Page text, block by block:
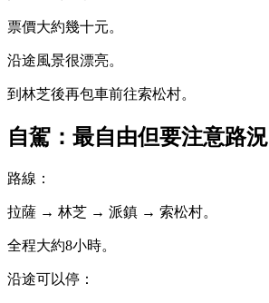
票價大約幾十元。
沿途風景很漂亮。
到林芝後再包車前往索松村。
自駕：最自由但要注意路況
路線：
拉薩 → 林芝 → 派鎮 → 索松村。
全程大約8小時。
沿途可以停：